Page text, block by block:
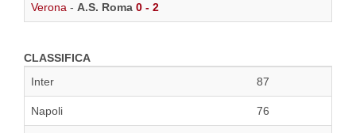
Verona - A.S. Roma 0 - 2
CLASSIFICA
Inter
87
Napoli 76